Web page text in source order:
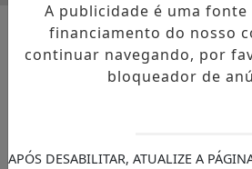
NOTÍCIAS/JUSTIÇA FEDERAL
Fachin determina
Seca, no Pará
A publicidade é uma
financiamento do nosso
continuar navegando, por
bloqueador de
APÓS DESABILITAR, ATUALIZE A